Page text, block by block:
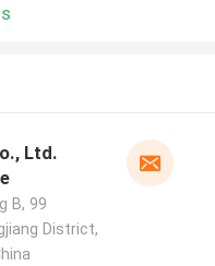
B, 99
District,